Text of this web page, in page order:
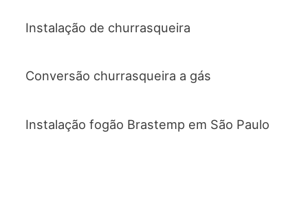
Instalação de churrasqueira
Conversão churrasqueira a gás
Instalação fogão Brastemp em São Paulo